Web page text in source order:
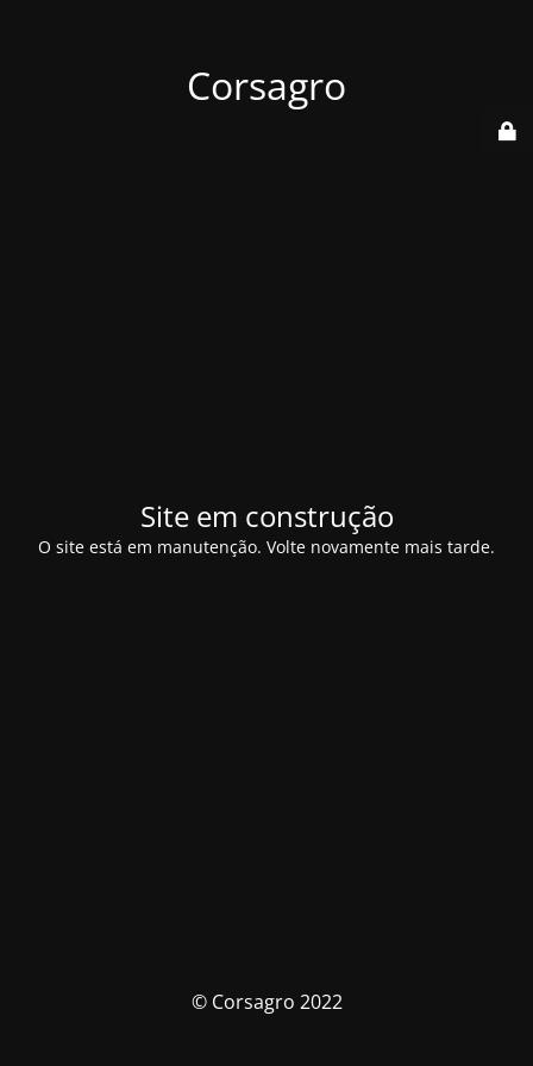
Corsagro
Site em construção
O site está em manutenção. Volte novamente mais tarde.
© Corsagro 2022